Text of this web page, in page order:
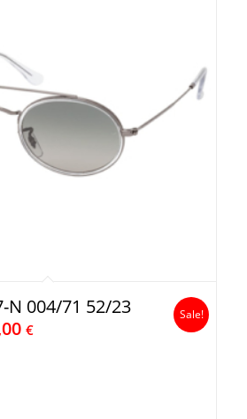
N 004/71 52/23
€
Sale!